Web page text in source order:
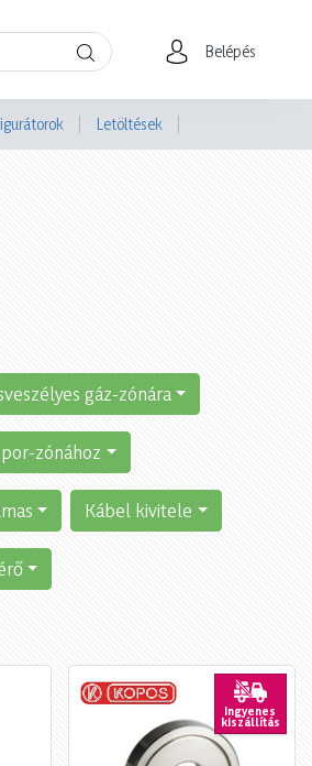
Belépés
Letöltések
gáz-zónára
zónához
Kábel kivitele
Ingyenes
kiszállítás